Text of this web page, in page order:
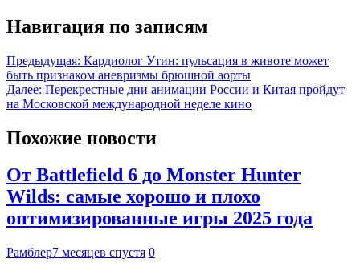
Навигация по записям
Предыдущая: Кардиолог Утин: пульсация в животе может
быть признаком аневризмы брюшной аорты
Далее: Перекрестные дни анимации России и Китая пройдут
на Московской международной неделе кино
Похожие новости
От Battlefield 6 до Monster Hunter
Wilds: самые хорошо и плохо
оптимизированные игры 2025 года
Рамблер7 месяцев спустя 0